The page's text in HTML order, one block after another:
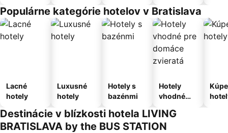
Populárne kategórie hotelov v Bratislava
Lacné
hotely
Luxusné
hotely
Hotely s
bazénmi
Hotely
vhodné
domáce
zvieratá
Destinácie v blízkosti hotela LIVING
BRATISLAVA by the BUS STATION